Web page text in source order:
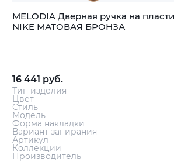
MELODIA Дверная ручка на
NIKE МАТОВАЯ БРОНЗА
16 441 руб.
Тип изделия
Цвет
Стиль
Модель
Форма накладки
Вариант запирания
Артикул
Коллекции
Производитель